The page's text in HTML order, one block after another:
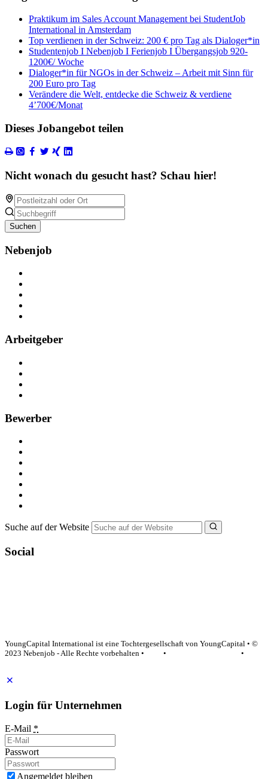
Praktikum im Sales Account Management bei StudentJob
International in Amsterdam
Top verdienen in der Schweiz: 200 € pro Tag als Dialoger*in
Studentenjob I Nebenjob I Ferienjob I Übergangsjob 920-
1200€/ Woche
Dialoger*in für NGOs in der Schweiz – Arbeit mit Sinn für
200 Euro pro Tag
Verändere die Welt, entdecke die Schweiz & verdiene
4’700€/Monat
Dieses Jobangebot teilen
Nicht wonach du gesucht hast? Schau hier!
Suchen
Nebenjob
Arbeitgeber
Bewerber
Suche auf der Website
Social
YoungCapital International ist eine Tochtergesellschaft von YoungCapital • ©
2023 Nebenjob - Alle Rechte vorbehalten •
•
•
Login für Unternehmen
E-Mail *
Passwort
Angemeldet bleiben